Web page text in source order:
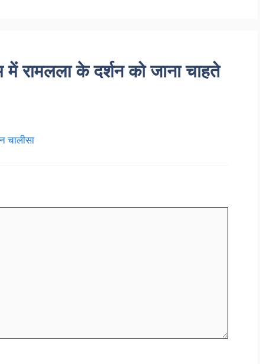
रामलला के दर्शन को जाना चाहते